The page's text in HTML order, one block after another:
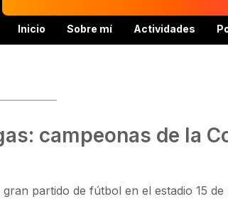
Inicio Sobre mí Actividades
campeonas de la
partido de fútbol en el estadio 15 de